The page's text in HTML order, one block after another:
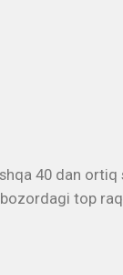
40 dan
top